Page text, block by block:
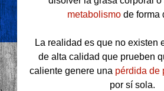
metabolismode forma
La realidad es que no existen
de alta calidad que prueben
caliente genere una pérdida de
por sí sola.